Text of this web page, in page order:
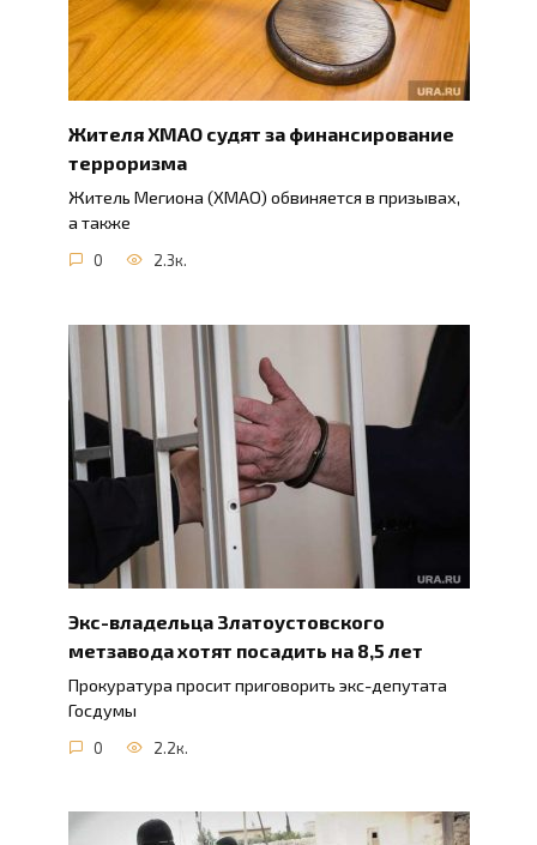
Жителя ХМАО судят за финансирование
терроризма
Житель Мегиона (ХМАО) обвиняется в призывах,
а также
0 2.3к.
Экс-владельца Златоустовского
метзавода хотят посадить на 8,5 лет
Прокуратура просит приговорить экс-депутата
Госдумы
0 2.2к.